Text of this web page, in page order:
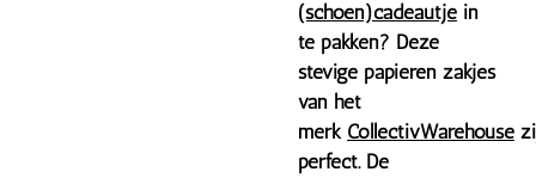
(schoen)cadeautje in
te pakken? Deze
stevige papieren zakjes
van het
merk CollectivWarehouse
perfect. De